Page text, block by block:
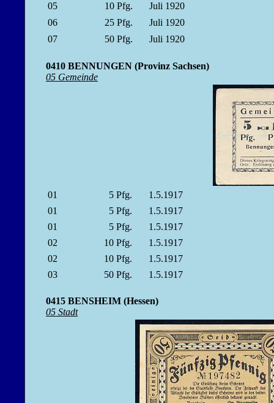
05 10 Pfg.
Juli 1920
06
25 Pfg.
Juli 1920
07
50 Pfg. Juli 1920
0410 BENNUNGEN (Provinz Sachsen)
05 Gemeinde
01 5 Pfg.
1.5.1917
01
5 Pfg.
1.5.1917
01
5 Pfg.
1.5.1917
02
10 Pfg.
1.5.1917
02
10 Pfg.
1.5.1917
03
50 Pfg. 1.5.1917
0415 BENSHEIM (Hessen)
05 Stadt